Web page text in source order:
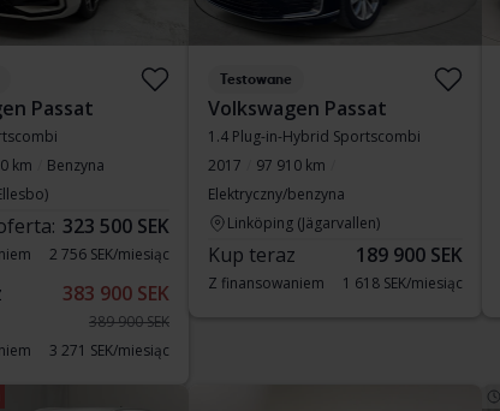
Passat
km
Benzyna
323 500 SEK
2 756 SEK/miesiąc
383 900 SEK
389 900 SEK
3 271 SEK/miesiąc
Testowane
Volkswagen Passat
1.4 Plug-in-Hybrid Sportscombi
2017
97 910 km
Elektryczny/benzyna
Linköping (Jägarvallen)
Kup teraz 189 900 SEK
Z finansowaniem 1 618 SEK/miesiąc